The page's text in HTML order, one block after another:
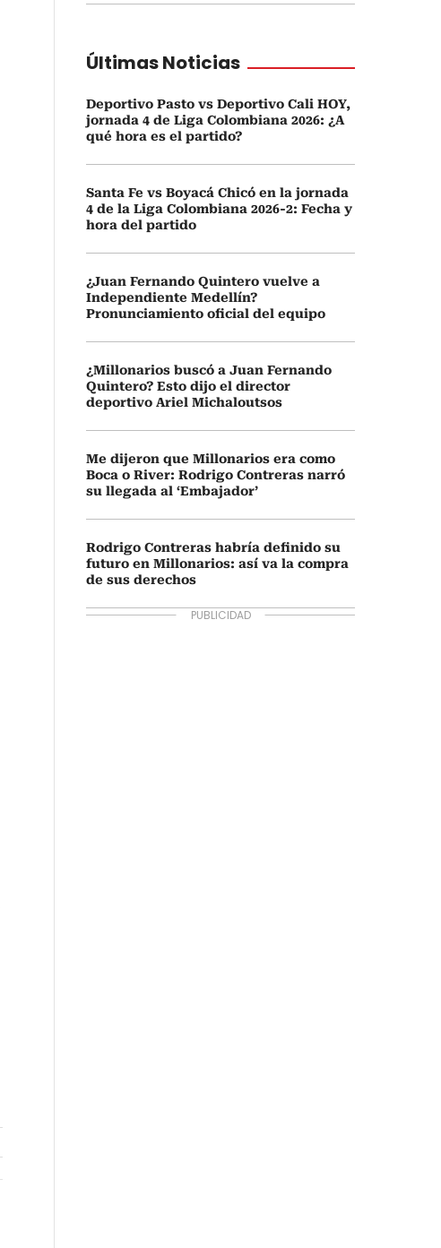
Últimas Noticias
Deportivo Pasto vs Deportivo Cali HOY,
jornada 4 de Liga Colombiana 2026: ¿A
qué hora es el partido?
Santa Fe vs Boyacá Chicó en la jornada
4 de la Liga Colombiana 2026-2: Fecha y
hora del partido
¿Juan Fernando Quintero vuelve a
Independiente Medellín?
Pronunciamiento oficial del equipo
¿Millonarios buscó a Juan Fernando
Quintero? Esto dijo el director
deportivo Ariel Michaloutsos
Me dijeron que Millonarios era como
Boca o River: Rodrigo Contreras narró
su llegada al ‘Embajador’
Rodrigo Contreras habría definido su
futuro en Millonarios: así va la compra
de sus derechos